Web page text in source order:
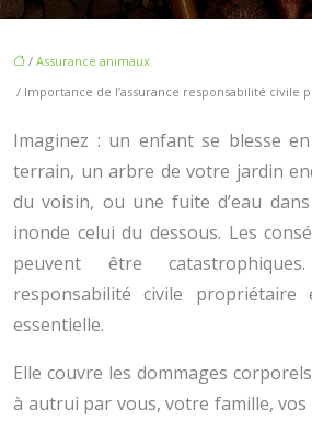
/ Assurance animaux
/ Importance de l’assurance responsabilité civile
Imaginez : un enfant se blesse
terrain, un arbre de votre jardin
du voisin, ou une fuite d’eau
inonde celui du dessous. Les
peuvent être
responsabilité civile
essentielle.
Elle couvre les dommages
à autrui par vous, votre famille, vos